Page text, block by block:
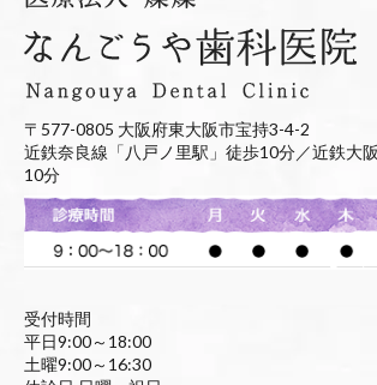
〒577-0805 大阪府東大阪市宝持3-4-2
近鉄奈良線「八戸ノ里駅」徒歩10分／近鉄大
10分
受付時間
平日9:00～18:00
土曜9:00～16:30